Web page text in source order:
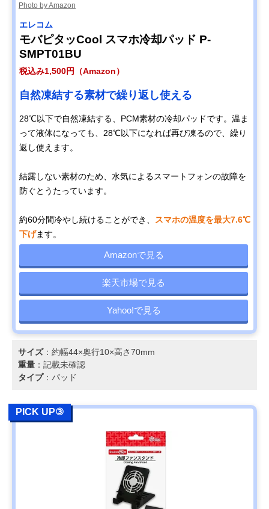
Photo by Amazon
エレコム
モバピタッCool スマホ冷却パッド P-
SMPT01BU
税込み1,500円（Amazon）
自然凍結する素材で繰り返し使える
28℃以下で自然凍結する、PCM素材の冷却パッドです。温ま
って液体になっても、28℃以下になれば再び凍るので、繰り
返し使えます。
結露しない素材のため、水気によるスマートフォンの故障を
防ぐとうたっています。
約60分間冷やし続けることができ、
スマホの温度を最大7.6℃
下げます。
Amazonで見る
楽天市場で見る
Yahoo!で見る
サイズ：約幅44×奥行10×高さ70mm
重量 ：記載未確認
タイプ：パッド
PICK UP③